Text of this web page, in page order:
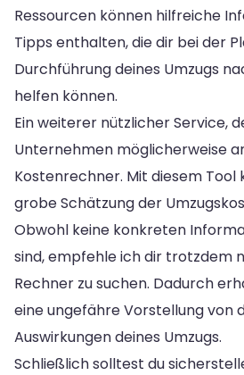
Ressourcen können hilfreiche
Tipps enthalten, die dir bei der
Durchführung deines Umzugs
helfen können.
Ein weiterer nützlicher Service,
Unternehmen möglicherweise
Kostenrechner. Mit diesem Tool
grobe Schätzung der
Obwohl keine konkreten
sind, empfehle ich dir trotzdem
Rechner zu suchen. Dadurch
eine ungefähre Vorstellung von
Auswirkungen deines Umzugs.
Schließlich solltest du